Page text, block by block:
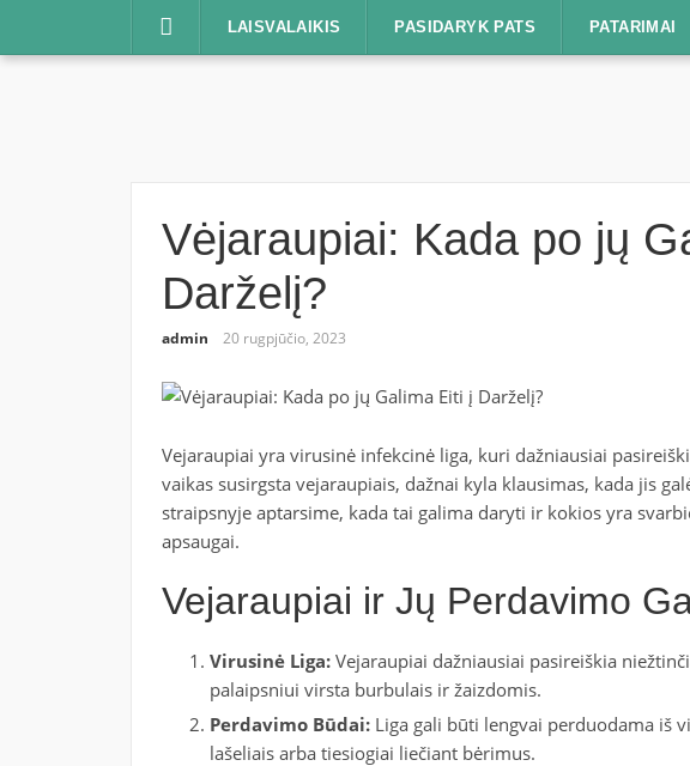
LAISVALAIKIS PASIDARYK PATS PATARIMAI
Vėjaraupiai: Kada po jų
Darželį?
admin 20 rugpjūčio, 2023
Vejaraupiai yra virusinė infekcinė liga, kuri dažniausiai
vaikas susirgsta vejaraupiais, dažnai kyla klausimas, kada jis
straipsnyje aptarsime, kada tai galima daryti ir kokios yra
apsaugai.
Vejaraupiai ir Jų Perdavimo
Virusinė Liga:Vejaraupiai dažniausiai pasireiškia
palaipsniui virsta burbulais ir žaizdomis.
Perdavimo Būdai:Liga gali būti lengvai perduodama iš
lašeliais arba tiesiogiai liečiant bėrimus.